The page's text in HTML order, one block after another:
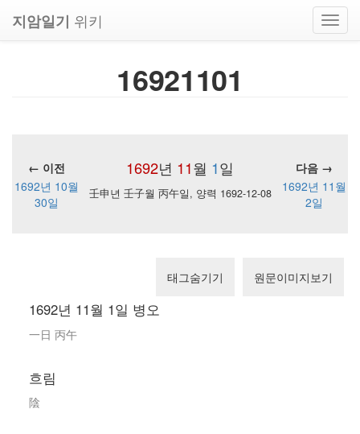
지암일기 위키
16921101
1692년 11월 1일
← 이전
다음 →
1692년 10월
30일
壬申년 壬子월 丙午일, 양력 1692-12-08
1692년 11월
2일
태그숨기기 원문이미지보기
1692년 11월 1일 병오
一日 丙午
흐림
陰